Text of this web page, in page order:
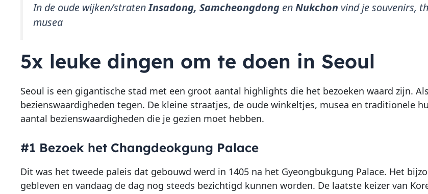
In de oude wijken/stratenInsadong, Samcheongdong enNukchon vind je souvenirs,
musea
5x leuke dingen om te doen in Seoul
Seoul is een gigantische stad met een groot aantal highlights die het bezoeken waard zijn.
bezienswaardigheden tegen. De kleine straatjes, de oude winkeltjes, musea en traditionele
aantal bezienswaardigheden die je gezien moet hebben.
#1 Bezoek het Changdeokgung Palace
Dit was het tweede paleis dat gebouwd werd in 1405 na het Gyeongbukgung Palace. Het
gebleven en vandaag de dag nog steeds bezichtigd kunnen worden. De laatste keizer van